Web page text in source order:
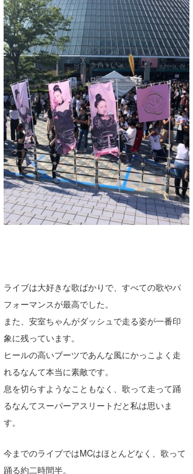
ライブは大好きな歌ばかりで、すべての歌やパ
フォーマンスが最高でした。
また、安室ちゃんがダッシュで走る姿が一番印
象に残っています。
ヒールの高いブーツであんな風にかっこよく走
れるなんて本当に素敵です。
息を切らすようなこともなく、歌って走って踊
るなんてスーパーアスリートだと私は思いま
す。
今までのライブではMCはほとんどなく、歌って
踊る約二時間半。
上條将美
唐澤予報士
SancheZ
ゴン
米山予報士
wanda
予報士 hiro.
banpaku
Mr.K